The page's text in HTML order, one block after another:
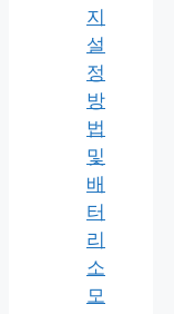
지
설
정
방
법
및
배
터
리
소
모